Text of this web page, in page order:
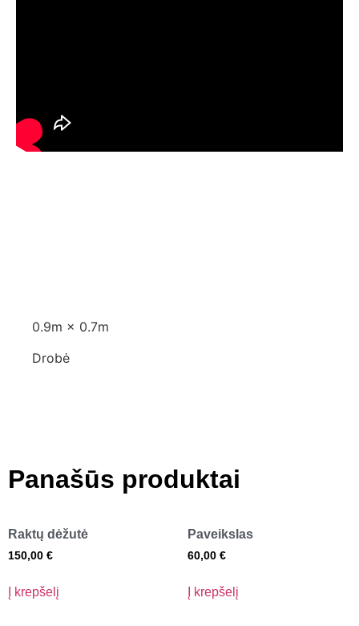
0.9m × 0.7m
Drobė
Panašūs produktai
Raktų dėžutė
150,00 €
Į krepšelį
Paveikslas
60,00 €
Į krepšelį